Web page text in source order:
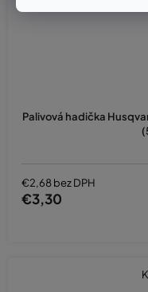
Palivová hadička
€2,68 bez DPH
€3,30